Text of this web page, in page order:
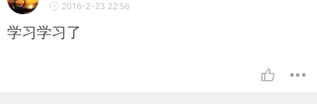
2016-2-23 22:56
学习学习了